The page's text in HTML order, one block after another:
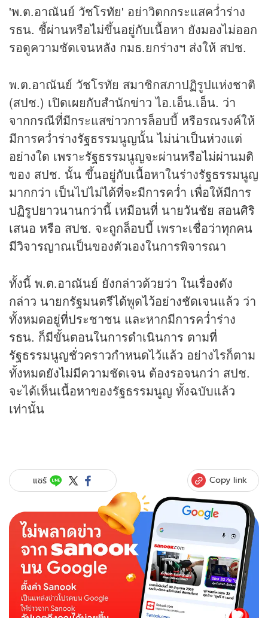
'พ.ต.อาณันย์ วัชโรทัย' อย่าวิตกกระแสคว่ำร่าง
รธน. ชี้ผ่านหรือไม่ขึ้นอยู่กับเนื้อหา ยังมองไม่ออก
รอดูความชัดเจนหลัง กมธ.ยกร่างฯ ส่งให้ สปช.
พ.ต.อาณันย์ วัชโรทัย สมาชิกสภาปฏิรูปแห่งชาติ
(สปช.) เปิดเผยกับสำนักข่าวไอ.เอ็น.เอ็น. ว่า
จากกรณีที่มีกระแสข่าวการล็อบบี้ หรือรณรงค์ให้
มีการคว่ำร่างรัฐธรรมนูญนั้น ไม่น่าเป็นห่วงแต่
อย่างใด เพราะรัฐธรรมนูญจะผ่านหรือไม่ผ่านมติ
ของ สปช. นั้น ขึ้นอยู่กับเนื้อหาในร่างรัฐธรรมนูญ
มากกว่า เป็นไปไม่ได้ที่จะมีการคว่ำ เพื่อให้มีการ
ปฏิรูปยาวนานกว่านี้ เหมือนที่ นายวันชัย สอนศิริ
เสนอ หรือ สปช. จะถูกล็อบบี้ เพราะเชื่อว่าทุกคน
มีวิจารญาณเป็นของตัวเองในการพิจารณา
ทั้งนี้ พ.ต.อาณันย์ ยังกล่าวด้วยว่า ในเรื่องดัง
กล่าว นายกรัฐมนตรีได้พูดไว้อย่างชัดเจนแล้ว ว่า
ทั้งหมดอยู่ที่ประชาชน และหากมีการคว่ำร่าง
รธน. ก็มีขั้นตอนในการดำเนินการ ตามที่
รัฐธรรมนูญชั่วคราวกำหนดไว้แล้ว อย่างไรก็ตาม
ทั้งหมดยังไม่มีความชัดเจน ต้องรอจนกว่า สปช.
จะได้เห็นเนื้อหาของรัฐธรรมนูญ ทั้งฉบับแล้ว
เท่านั้น
แชร์ Copy link